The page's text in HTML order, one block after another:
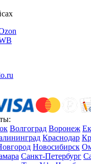
Волгоград Воронеж
Краснодар
Новосибирск
Санкт-Петербург